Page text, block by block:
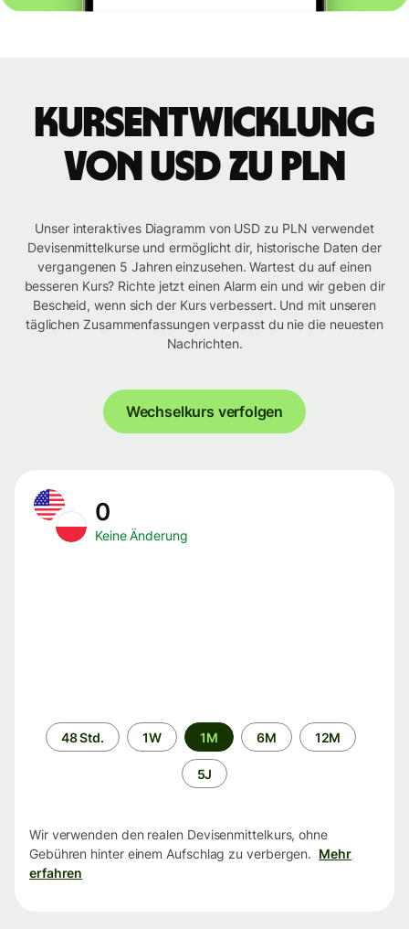
Kursentwicklung
von USD zu PLN
Unser interaktives Diagramm von USD zu PLN verwendet
Devisenmittelkurse und ermöglicht dir, historische Daten der
vergangenen 5 Jahren einzusehen. Wartest du auf einen
besseren Kurs? Richte jetzt einen Alarm ein und wir geben dir
Bescheid, wenn sich der Kurs verbessert. Und mit unseren
täglichen Zusammenfassungen verpasst du nie die neuesten
Nachrichten.
Wechselkurs verfolgen
0
Keine Änderung
Zeitraum
48 Std. 1W 1M 6M 12M
5J
Wir verwenden den realen Devisenmittelkurs, ohne
Gebühren hinter einem Aufschlag zu verbergen. Mehr
erfahren